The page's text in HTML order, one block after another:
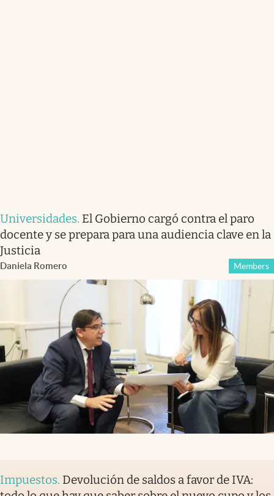
Universidades. El Gobierno cargó contra el paro
docente y se prepara para una audiencia clave en la
Justicia
Daniela Romero Members
Impuestos. Devolución de saldos a favor de IVA: